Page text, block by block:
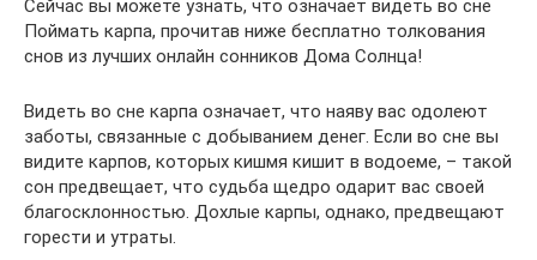
Сейчас вы можете узнать, что означает видеть во сне
Поймать карпа, прочитав ниже бесплатно толкования
снов из лучших онлайн сонников Дома Солнца!
Видеть во сне карпа означает, что наяву вас одолеют
заботы, связанные с добыванием денег. Если во сне вы
видите карпов, которых кишмя кишит в водоеме, – такой
сон предвещает, что судьба щедро одарит вас своей
благосклонностью. Дохлые карпы, однако, предвещают
горести и утраты.